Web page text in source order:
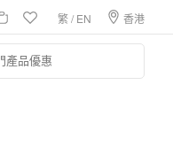
繁/ EN 香港